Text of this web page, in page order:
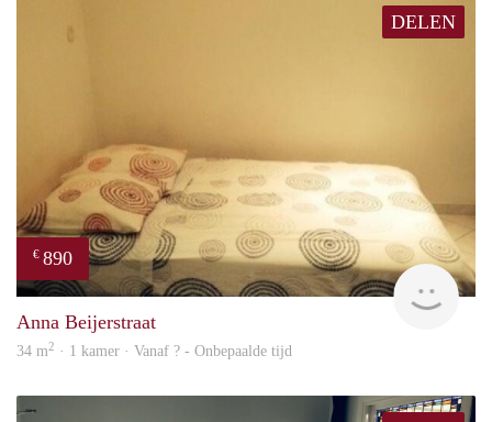
DELEN
€ 890
Anna Beijerstraat
34 m2 · 1 kamer · Vanaf ? - Onbepaalde tijd